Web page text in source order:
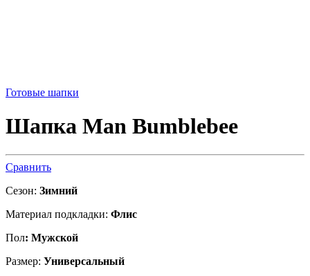
Готовые шапки
Шапка Man Bumblebee
Сравнить
Сезон: Зимний
Материал подкладки: Флис
Пол: Мужской
Размер: Универсальный